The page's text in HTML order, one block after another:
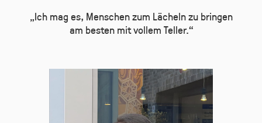
„Ich mag es, Menschen zum Lächeln zu bringen
am besten mit vollem Teller.“